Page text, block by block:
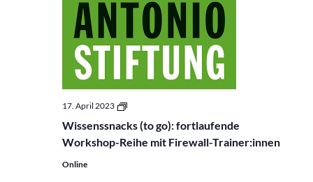
Wissenssnacks (to go): fortlaufende
Workshop-Reihe mit Firewall-Trainer:innen
17. April 2023
Wissenssnacks
go):
fortlaufende
Workshop-
Online